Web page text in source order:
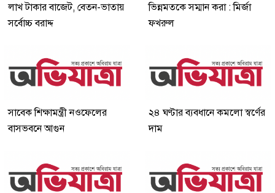
লাখ টাকার বাজেট, বেতন-ভাতায়
সর্বোচ্চ বরাদ্দ
ভিন্নমতকে সম্মান করা : মির্জা
ফখরুল
সাবেক শিক্ষামন্ত্রী নওফেলের
বাসভবনে আগুন
২৪ ঘণ্টার ব্যবধানে কমলো স্বর্ণের
দাম